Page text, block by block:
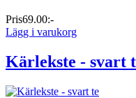
Pris69.00:-
Lägg i varukorg
Kärlekste - svart